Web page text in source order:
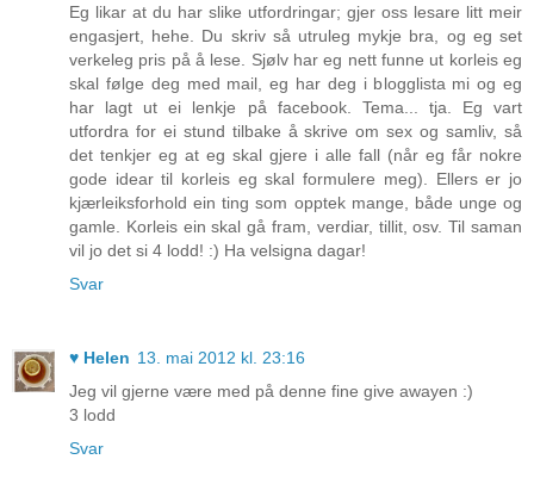
Eg likar at du har slike utfordringar; gjer oss lesare litt meir
engasjert, hehe. Du skriv så utruleg mykje bra, og eg set
verkeleg pris på å lese. Sjølv har eg nett funne ut korleis eg
skal følge deg med mail, eg har deg i blogglista mi og eg
har lagt ut ei lenkje på facebook. Tema... tja. Eg vart
utfordra for ei stund tilbake å skrive om sex og samliv, så
det tenkjer eg at eg skal gjere i alle fall (når eg får nokre
gode idear til korleis eg skal formulere meg). Ellers er jo
kjærleiksforhold ein ting som opptek mange, både unge og
gamle. Korleis ein skal gå fram, verdiar, tillit, osv. Til saman
vil jo det si 4 lodd! :) Ha velsigna dagar!
Svar
♥ Helen 13. mai 2012 kl. 23:16
Jeg vil gjerne være med på denne fine give awayen :)
3 lodd
Svar